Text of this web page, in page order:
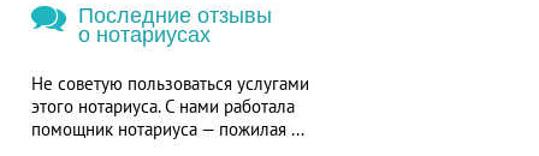
Последние отзывы
о нотариусах
Не советую пользоваться услугами
этого нотариуса. С нами работала
помощник нотариуса — пожилая ...